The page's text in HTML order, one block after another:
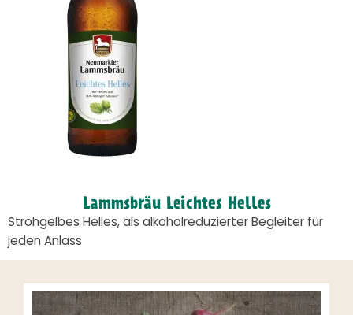
Lammsbräu Leichtes Helles
Strohgelbes Helles, als alkoholreduzierter Begleiter für
jeden Anlass